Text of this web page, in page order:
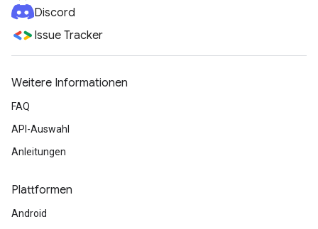
Discord
Issue Tracker
Weitere Informationen
FAQ
API-Auswahl
Anleitungen
Plattformen
Android